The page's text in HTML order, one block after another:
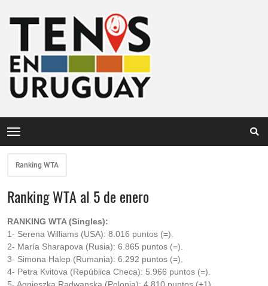
Ranking WTA
Ranking WTA al 5 de enero
RANKING WTA (Singles):
1- Serena Williams (USA): 8.016 puntos (=).
2- María Sharapova (Rusia): 6.865 puntos (=).
3- Simona Halep (Rumania): 6.292 puntos (=).
4- Petra Kvitova (República Checa): 5.966 puntos (=).